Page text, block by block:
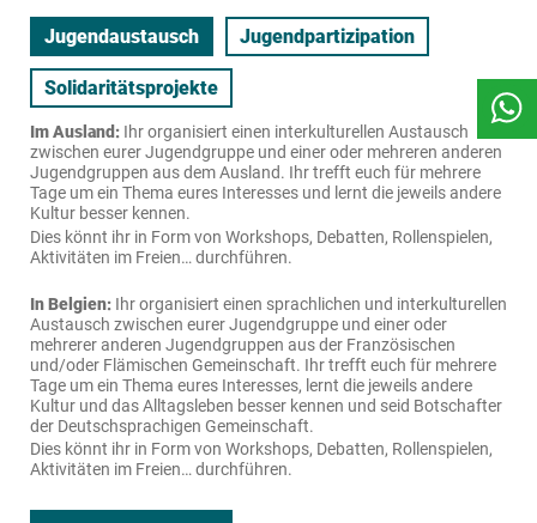
Jugendaustausch Jugendpartizipation
Solidaritätsprojekte
Im Ausland: Ihr organisiert einen interkulturellen Austausch
zwischen eurer Jugendgruppe und einer oder mehreren anderen
Jugendgruppen aus dem Ausland. Ihr trefft euch für mehrere
Tage um ein Thema eures Interesses und lernt die jeweils andere
Kultur besser kennen.
Dies könnt ihr in Form von Workshops, Debatten, Rollenspielen,
Aktivitäten im Freien… durchführen.
In Belgien: Ihr organisiert einen sprachlichen und interkulturellen
Austausch zwischen eurer Jugendgruppe und einer oder
mehrerer anderen Jugendgruppen aus der Französischen
und/oder Flämischen Gemeinschaft. Ihr trefft euch für mehrere
Tage um ein Thema eures Interesses, lernt die jeweils andere
Kultur und das Alltagsleben besser kennen und seid Botschafter
der Deutschsprachigen Gemeinschaft.
Dies könnt ihr in Form von Workshops, Debatten, Rollenspielen,
Aktivitäten im Freien… durchführen.